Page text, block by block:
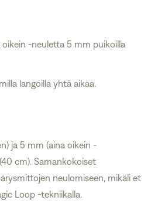
oikein -neuletta 5 mm puikoilla
langoilla yhtä aikaa.
ja 5 mm (aina oikein -
cm). Samankokoiset
neulomiseen, mikäli et
Loop -tekniikalla.